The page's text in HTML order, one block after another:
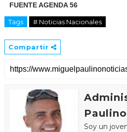
FUENTE AGENDA 56
Tags # Noticias Nacionales
Compartir
Paulino
Soy un